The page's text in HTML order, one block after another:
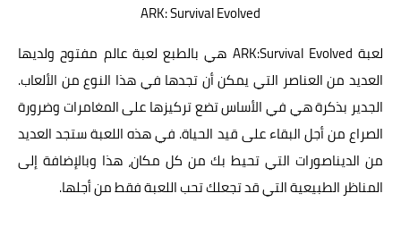
ARK: Survival Evolved
لعبة ARK:Survival Evolved هي بالطبع لعبة عالم مفتوح ولديها
العديد من العناصر التي يمكن أن تجدها في هذا النوع من الألعاب.
الجدير بذكرة هي في الأساس تضع تركيزها على المغامرات وضرورة
الصراع من أجل البقاء على قيد الحياة. في هذه اللعبة ستجد العديد
من الديناصورات التي تحيط بك من كل مكان، هذا وبالإضافة إلى
المناظر الطبيعية التي قد تجعلك تحب اللعبة فقط من أجلها.